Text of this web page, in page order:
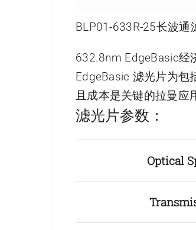
BLP01-633R-25长波
632.8nm EdgeBasic经
EdgeBasic 滤光片为包
且成本是关键的拉曼应
滤光片参数：
Optical